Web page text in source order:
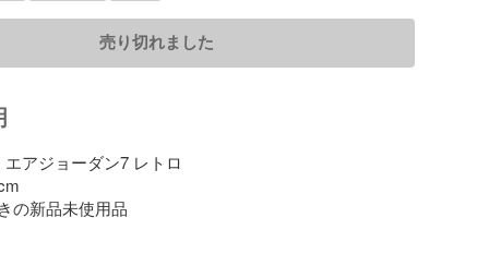
売り切れました
アジョーダン7 レトロ
の新品未使用品